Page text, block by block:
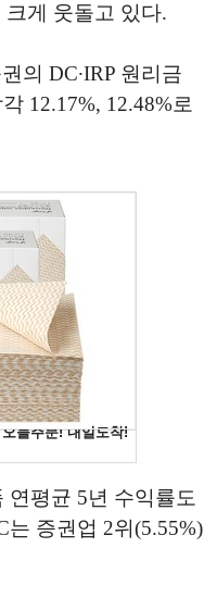
게 웃돌고 있다.
의 DC∙IRP 원리금
12.17%, 12.48%로
연평균 5년 수익률도
는 증권업 2위(5.55%)